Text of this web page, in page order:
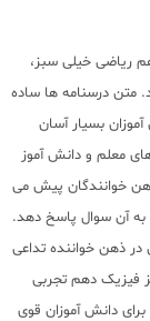
ریاضی خیلی سبز،
متن درسنامه ها ساده
بسیار آسان
معلم و دانش آموز
خوانندگان پیش می
به آن سوال پاسخ دهد.
ذهن خواننده تداعی
دهم تجربی
دانش آموزان قوی